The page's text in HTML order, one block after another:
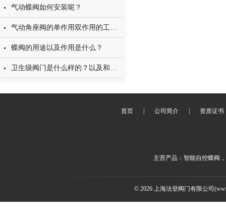
气动蝶阀如何安装呢？
气动角座阀的单作用双作用的工作原理
蝶阀的用途以及作用是什么？
卫生级阀门是什么样的？以及和工业阀门不同之处在哪里？
首页 公司简介 资质证书
主营产品：智能自控蝶阀
© 2026 上海法登阀门有限公司